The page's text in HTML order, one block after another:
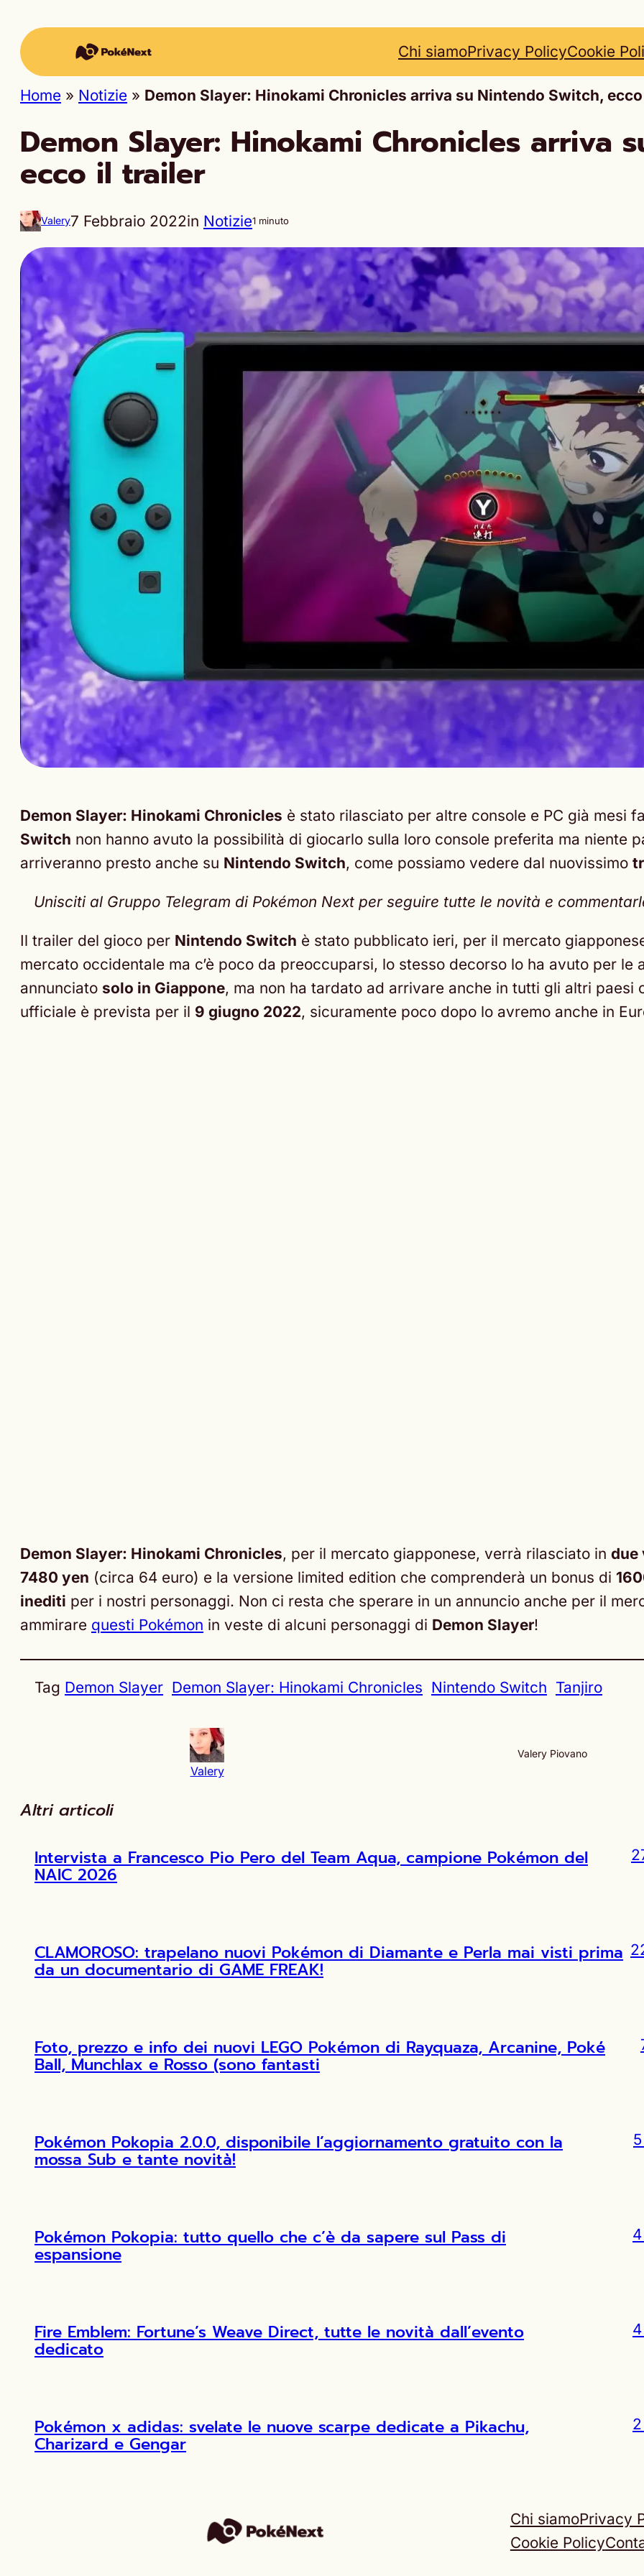
Chi siamoPrivacy PolicyCookie
Home » Notizie » Demon Slayer: Hinokami Chronicles arriva su Nintendo Switch,
Demon Slayer: Hinokami Chronicles arriva
ecco il trailer
Valery7 Febbraio 2022in Notizie1 minuto
Demon Slayer: Hinokami Chronicles è stato rilasciato per altre console e PC già mesi
Switch non hanno avuto la possibilità di giocarlo sulla loro console preferita ma niente
arriveranno presto anche su Nintendo Switch, come possiamo vedere dal nuovissimo
Unisciti al Gruppo Telegram di Pokémon Next per seguire tutte le novità e
Il trailer del gioco per Nintendo Switch è stato pubblicato ieri, per il mercato
mercato occidentale ma c’è poco da preoccuparsi, lo stesso decorso lo ha avuto per
annunciato solo in Giappone, ma non ha tardato ad arrivare anche in tutti gli altri paesi
ufficiale è prevista per il 9 giugno 2022, sicuramente poco dopo lo avremo anche in
Demon Slayer: Hinokami Chronicles, per il mercato giapponese, verrà rilasciato in due
7480 yen (circa 64 euro) e la versione limited edition che comprenderà un bonus di
inediti per i nostri personaggi. Non ci resta che sperare in un annuncio anche per il
ammirare questi Pokémon in veste di alcuni personaggi di Demon Slayer!
Tag Demon Slayer Demon Slayer: Hinokami Chronicles Nintendo Switch Tanjiro
Valery
Valery Piovano
Altri articoli
Intervista a Francesco Pio Pero del Team Aqua, campione Pokémon del
NAIC 2026
CLAMOROSO: trapelano nuovi Pokémon di Diamante e Perla mai visti prima
da un documentario di GAME FREAK!
Foto, prezzo e info dei nuovi LEGO Pokémon di Rayquaza, Arcanine, Poké
Ball, Munchlax e Rosso (sono fantasti
Pokémon Pokopia 2.0.0, disponibile l’aggiornamento gratuito con la
mossa Sub e tante novità!
Pokémon Pokopia: tutto quello che c’è da sapere sul Pass di
espansione
Fire Emblem: Fortune’s Weave Direct, tutte le novità dall’evento
dedicato
Pokémon x adidas: svelate le nuove scarpe dedicate a Pikachu,
Charizard e Gengar
Chi siamoPrivacy
Cookie Policy